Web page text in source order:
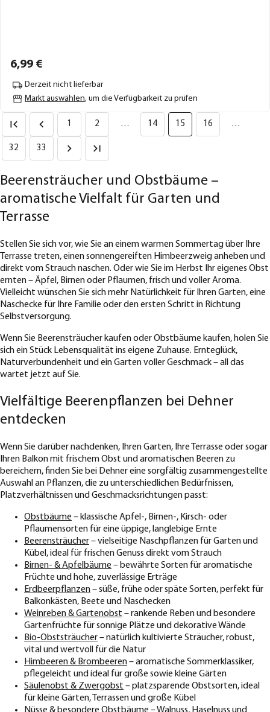
6,99 €
Derzeit nicht lieferbar
Markt auswählen, um die Verfügbarkeit zu prüfen
1 2 … 14 15 16 …
32 33
Beerensträucher und Obstbäume –
aromatische Vielfalt für Garten und
Terrasse
Stellen Sie sich vor, wie Sie an einem warmen Sommertag über Ihre
Terrasse treten, einen sonnengereiften Himbeerzweig anheben und
direkt vom Strauch naschen. Oder wie Sie im Herbst Ihr eigenes Obst
ernten – Äpfel, Birnen oder Pflaumen, frisch und voller Aroma.
Vielleicht wünschen Sie sich mehr Natürlichkeit für Ihren Garten, eine
Naschecke für Ihre Familie oder den ersten Schritt in Richtung
Selbstversorgung.
Wenn Sie Beerensträucher kaufen oder Obstbäume kaufen, holen Sie
sich ein Stück Lebensqualität ins eigene Zuhause. Ernteglück,
Naturverbundenheit und ein Garten voller Geschmack – all das
wartet jetzt auf Sie.
Vielfältige Beerenpflanzen bei Dehner
entdecken
Wenn Sie darüber nachdenken, Ihren Garten, Ihre Terrasse oder sogar
Ihren Balkon mit frischem Obst und aromatischen Beeren zu
bereichern, finden Sie bei Dehner eine sorgfältig zusammengestellte
Auswahl an Pflanzen, die zu unterschiedlichen Bedürfnissen,
Platzverhältnissen und Geschmacksrichtungen passt:
Obstbäume – klassische Apfel-, Birnen-, Kirsch- oder
Pflaumensorten für eine üppige, langlebige Ernte
Beerensträucher– vielseitige Naschpflanzen für Garten und
Kübel, ideal für frischen Genuss direkt vom Strauch
Birnen- & Apfelbäume – bewährte Sorten für aromatische
Früchte und hohe, zuverlässige Erträge
Erdbeerpflanzen– süße, frühe oder späte Sorten, perfekt für
Balkonkästen, Beete und Naschecken
Weinreben & Gartenobst – rankende Reben und besondere
Gartenfrüchte für sonnige Plätze und dekorative Wände
Bio-Obststräucher– natürlich kultivierte Sträucher, robust,
vital und wertvoll für die Natur
Himbeeren & Brombeeren– aromatische Sommerklassiker,
pflegeleicht und ideal für große sowie kleine Gärten
Säulenobst & Zwergobst – platzsparende Obstsorten, ideal
für kleine Gärten, Terrassen und große Kübel